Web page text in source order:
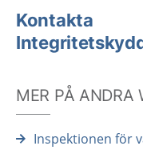
Kontakta
MER PÅ ANDRA
Inspektionen för